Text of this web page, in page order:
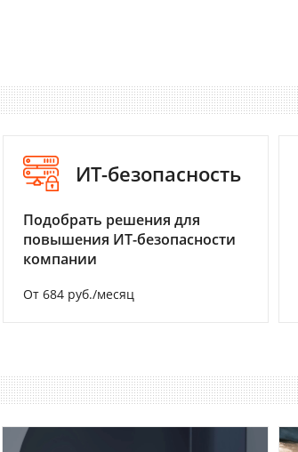
ИТ-безопасность
Подобрать решения для
повышения ИТ-безопасности
компании
От 684 руб./месяц